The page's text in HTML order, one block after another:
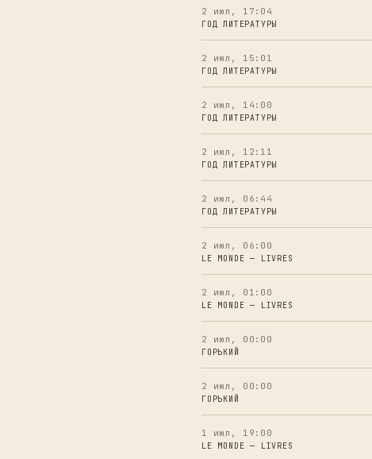
2 июл, 17:04
ГОД ЛИТЕРАТУРЫ
2 июл, 15:01
ГОД ЛИТЕРАТУРЫ
2 июл, 14:00
ГОД ЛИТЕРАТУРЫ
2 июл, 12:11
ГОД ЛИТЕРАТУРЫ
2 июл, 06:44
ГОД ЛИТЕРАТУРЫ
2 июл, 06:00
LE MONDE — LIVRES
2 июл, 01:00
LE MONDE — LIVRES
2 июл, 00:00
ГОРЬКИЙ
2 июл, 00:00
ГОРЬКИЙ
1 июл, 19:00
LE MONDE — LIVRES